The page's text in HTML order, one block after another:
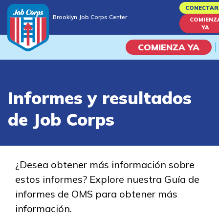
to
content
Brooklyn Job Corps Center
YA
COMIENZA YA
Vida En El Campus
Habilidades académicas
Estudiar
Programas de
Informes y resultados
de Job Corps
¿Desea obtener más información sobre
estos informes? Explore nuestra Guía de
informes de OMS para obtener más
información.